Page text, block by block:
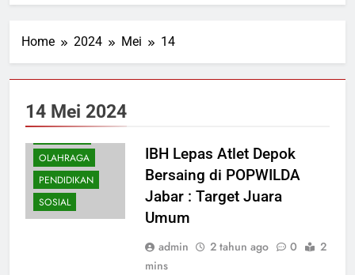
Home 2024 Mei 14
14 Mei 2024
KESEHATAN
OLAHRAGA
PENDIDIKAN
SOSIAL
IBH Lepas Atlet Depok
Bersaing di POPWILDA
Jabar : Target Juara
Umum
admin 2 tahun ago 0
2
mins